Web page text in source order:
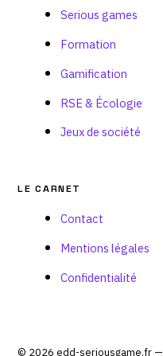
Serious games
Formation
Gamification
RSE & Écologie
Jeux de société
LE CARNET
Contact
Mentions légales
Confidentialité
© 2026 edd-seriousgame.fr